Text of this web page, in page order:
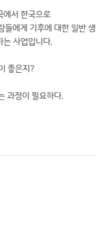
에서 한국으로
들에게 기후에 대한 일반
는 사업입니다.
좋은지?
과정이 필요하다.